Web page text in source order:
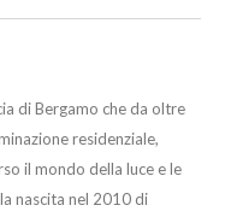
di Bergamo che da oltre
residenziale,
il mondo della luce e le
nascita nel 2010 di